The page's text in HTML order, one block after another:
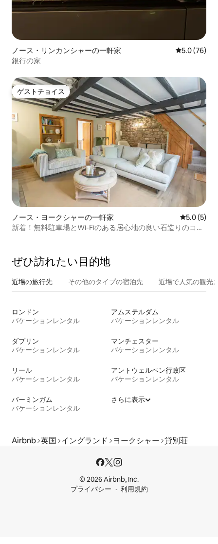
ノース・リンカンシャーの一軒家 レビュー76
5.0 (76)
銀行の家
ゲストチョイス
ゲストチョイス
ノース・ヨークシャーの一軒家 レビュー5
5.0 (5)
新着！無料駐車場とWi-Fiのある居心地の良い石造りのコテ
ぜひ訪⁠れ⁠た⁠い目⁠的⁠地
近場の旅行先 その他のタ⁠イ⁠プ⁠の宿⁠泊⁠先 近場で人気の観光
ロンドン
バケーションレンタル
アムステルダム
バケーションレンタル
ダブリン
バケーションレンタル
マンチェスター
バケーションレンタル
リール
バケーションレンタル
アントウェルペン行政区
バケーションレンタル
バーミンガム
バケーションレンタル
さらに表示
Airbnb 英国 イングランド ヨークシャー 貸別荘
© 2026 Airbnb, Inc.
プライバシー
利用規約